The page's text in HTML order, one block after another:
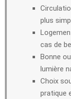
plus
cas de
Bonne
lumière
Choix
pratique